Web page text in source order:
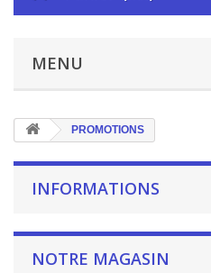
MENU
PROMOTIONS
INFORMATIONS
NOTRE MAGASIN